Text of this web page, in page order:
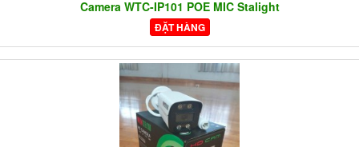
Camera WTC-IP101 POE MIC Stalight
ĐẶT HÀNG